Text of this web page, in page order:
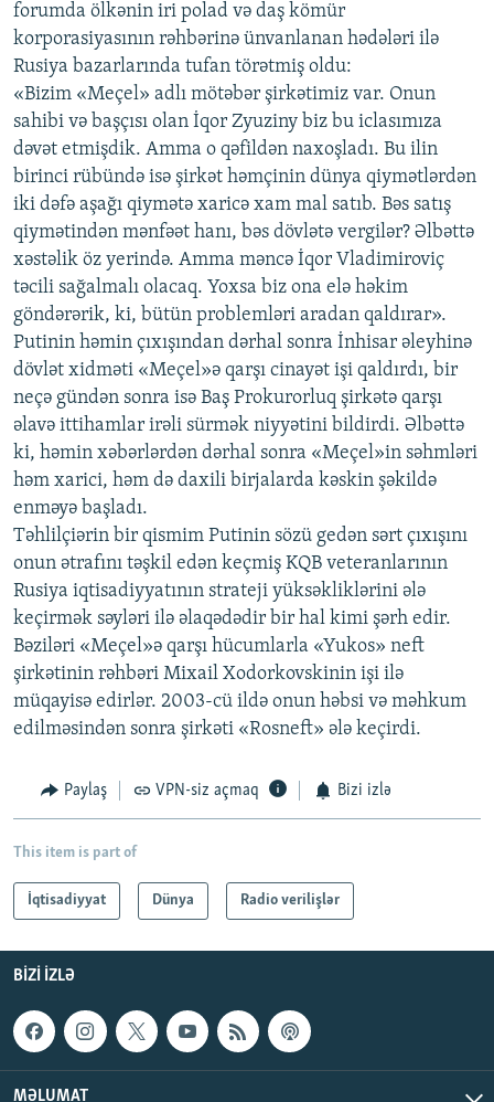
forumda ölkənin iri polad və daş kömür
korporasiyasının rəhbərinə ünvanlanan hədələri ilə
Rusiya bazarlarında tufan törətmiş oldu:
«Bizim «Meçel» adlı mötəbər şirkətimiz var. Onun
sahibi və başçısı olan İqor Zyuziny biz bu iclasımıza
dəvət etmişdik. Amma o qəfildən naxoşladı. Bu ilin
birinci rübündə isə şirkət həmçinin dünya qiymətlərdən
iki dəfə aşağı qiymətə xaricə xam mal satıb. Bəs satış
qiymətindən mənfəət hanı, bəs dövlətə vergilər? Əlbəttə
xəstəlik öz yerində. Amma məncə İqor Vladimiroviç
təcili sağalmalı olacaq. Yoxsa biz ona elə həkim
göndərərik, ki, bütün problemləri aradan qaldırar».
Putinin həmin çıxışından dərhal sonra İnhisar əleyhinə
dövlət xidməti «Meçel»ə qarşı cinayət işi qaldırdı, bir
neçə gündən sonra isə Baş Prokurorluq şirkətə qarşı
əlavə ittihamlar irəli sürmək niyyətini bildirdi. Əlbəttə
ki, həmin xəbərlərdən dərhal sonra «Meçel»in səhmləri
həm xarici, həm də daxili birjalarda kəskin şəkildə
enməyə başladı.
Təhlilçiərin bir qismim Putinin sözü gedən sərt çıxışını
onun ətrafını təşkil edən keçmiş KQB veteranlarının
Rusiya iqtisadiyyatının strateji yüksəkliklərini ələ
keçirmək səyləri ilə əlaqədədir bir hal kimi şərh edir.
Bəziləri «Meçel»ə qarşı hücumlarla «Yukos» neft
şirkətinin rəhbəri Mixail Xodorkovskinin işi ilə
müqayisə edirlər. 2003-cü ildə onun həbsi və məhkum
edilməsindən sonra şirkəti «Rosneft» ələ keçirdi.
Paylaş VPN-siz açmaq Bizi izlə
This item is part of
İqtisadiyyat Dünya Radio verilişlər
BIZI IZLƏ
MƏLUMAT